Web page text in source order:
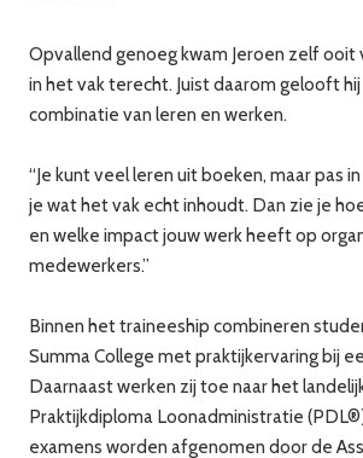
Opvallend genoeg kwam Jeroen zelf ooit
in het vak terecht. Juist daarom gelooft
combinatie van leren en werken.
“Je kunt veel leren uit boeken, maar pas
je wat het vak echt inhoudt. Dan zie je
en welke impact jouw werk heeft op
medewerkers.”
Binnen het traineeship combineren
Summa College met praktijkervaring bij
Daarnaast werken zij toe naar het
Praktijkdiploma Loonadministratie
examens worden afgenomen door de